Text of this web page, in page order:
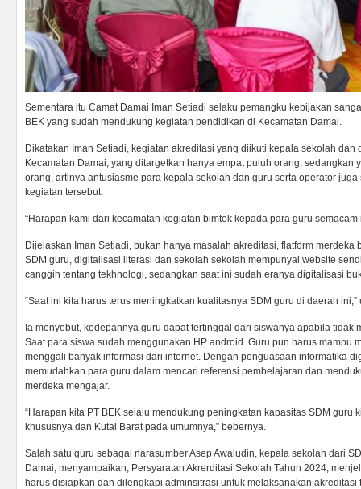
Sementara itu Camat Damai Iman Setiadi selaku pemangku kebijakan
BEK yang sudah mendukung kegiatan pendidikan di Kecamatan Damai.
Dikatakan Iman Setiadi, kegiatan akreditasi yang diikuti kepala sekolah dan
Kecamatan Damai, yang ditargetkan hanya empat puluh orang, sedangkan
orang, artinya antusiasme para kepala sekolah dan guru serta operator
kegiatan tersebut.
“Harapan kami dari kecamatan kegiatan bimtek kepada para guru
Dijelaskan Iman Setiadi, bukan hanya masalah akreditasi, flatform merdeka
SDM guru, digitalisasi literasi dan sekolah sekolah mempunyai website
canggih tentang tekhnologi, sedangkan saat ini sudah eranya digitalisasi
“Saat ini kita harus terus meningkatkan kualitasnya SDM guru di daerah
Ia menyebut, kedepannya guru dapat tertinggal dari siswanya apabila tidak
Saat para siswa sudah menggunakan HP android. Guru pun harus mampu
menggali banyak informasi dari internet. Dengan penguasaan informatika
memudahkan para guru dalam mencari referensi pembelajaran dan
merdeka mengajar.
“Harapan kita PT BEK selalu mendukung peningkatan kapasitas SDM guru
khususnya dan Kutai Barat pada umumnya,” bebernya.
Salah satu guru sebagai narasumber Asep Awaludin, kepala sekolah dari
Damai, menyampaikan, Persyaratan Akrerditasi Sekolah Tahun 2024,
harus disiapkan dan dilengkapi adminsitrasi untuk melaksanakan